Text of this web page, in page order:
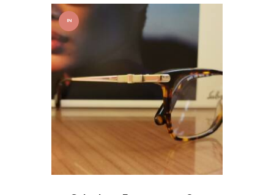
IN
OFFER
TA!